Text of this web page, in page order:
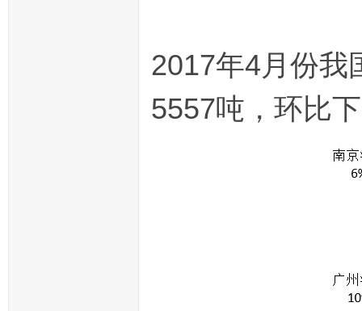
2017年4月份我
5557吨，环比